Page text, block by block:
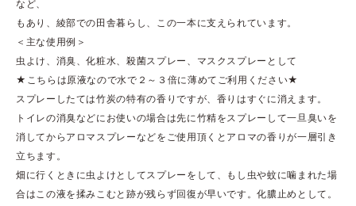
など、
もあり、綾部での田舎暮らし、この一本に支えられています。
＜主な使用例＞
虫よけ、消臭、化粧水、殺菌スプレー、マスクスプレーとして
★こちらは原液なので水で２～３倍に薄めてご利用ください★
スプレーしたては竹炭の特有の香りですが、香りはすぐに消えます。
トイレの消臭などにお使いの場合は先に竹精をスプレーして一旦臭いを
消してからアロマスプレーなどをご使用頂くとアロマの香りが一層引き
立ちます。
畑に行くときに虫よけとしてスプレーをして、もし虫や蚊に噛まれた場
合はこの液を揉みこむと跡が残らず回復が早いです。化膿止めとして。